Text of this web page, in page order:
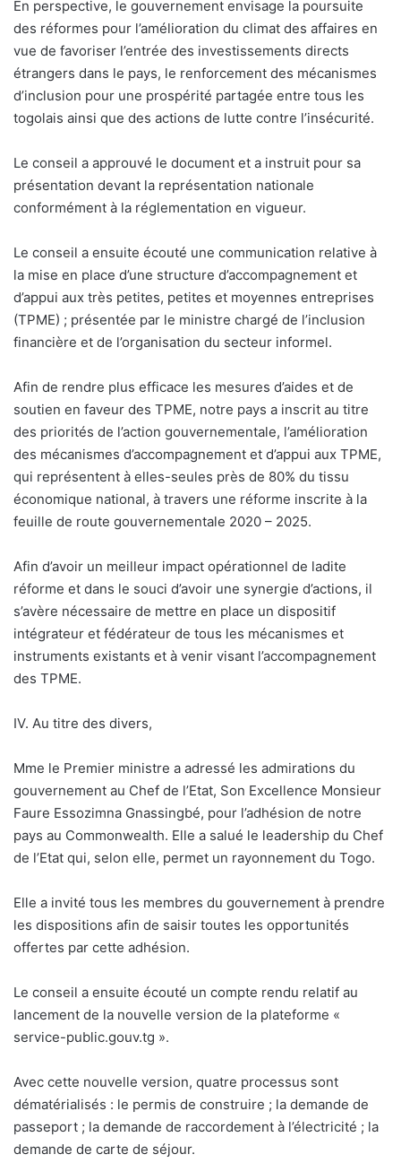
En perspective, le gouvernement envisage la poursuite
des réformes pour l’amélioration du climat des affaires en
vue de favoriser l’entrée des investissements directs
étrangers dans le pays, le renforcement des mécanismes
d’inclusion pour une prospérité partagée entre tous les
togolais ainsi que des actions de lutte contre l’insécurité.
Le conseil a approuvé le document et a instruit pour sa
présentation devant la représentation nationale
conformément à la réglementation en vigueur.
Le conseil a ensuite écouté une communication relative à
la mise en place d’une structure d’accompagnement et
d’appui aux très petites, petites et moyennes entreprises
(TPME) ; présentée par le ministre chargé de l’inclusion
financière et de l’organisation du secteur informel.
Afin de rendre plus efficace les mesures d’aides et de
soutien en faveur des TPME, notre pays a inscrit au titre
des priorités de l’action gouvernementale, l’amélioration
des mécanismes d’accompagnement et d’appui aux TPME,
qui représentent à elles-seules près de 80% du tissu
économique national, à travers une réforme inscrite à la
feuille de route gouvernementale 2020 – 2025.
Afin d’avoir un meilleur impact opérationnel de ladite
réforme et dans le souci d’avoir une synergie d’actions, il
s’avère nécessaire de mettre en place un dispositif
intégrateur et fédérateur de tous les mécanismes et
instruments existants et à venir visant l’accompagnement
des TPME.
IV. Au titre des divers,
Mme le Premier ministre a adressé les admirations du
gouvernement au Chef de l’Etat, Son Excellence Monsieur
Faure Essozimna Gnassingbé, pour l’adhésion de notre
pays au Commonwealth. Elle a salué le leadership du Chef
de l’Etat qui, selon elle, permet un rayonnement du Togo.
Elle a invité tous les membres du gouvernement à prendre
les dispositions afin de saisir toutes les opportunités
offertes par cette adhésion.
Le conseil a ensuite écouté un compte rendu relatif au
lancement de la nouvelle version de la plateforme «
service-public.gouv.tg ».
Avec cette nouvelle version, quatre processus sont
dématérialisés : le permis de construire ; la demande de
passeport ; la demande de raccordement à l’électricité ; la
demande de carte de séjour.